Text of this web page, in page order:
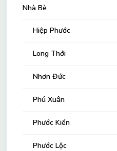
Nhà Bè
Hiệp Phước
Long Thới
Nhơn Đức
Phú Xuân
Phước Kiển
Phước Lộc